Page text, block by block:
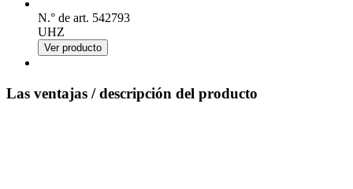
N.° de art. 542793
UHZ
Ver producto
Las ventajas / descripción del producto